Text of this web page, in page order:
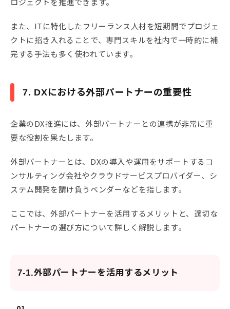
また、ITに特化したフリーランス人材を短期間でプロジェ
クトに招き入れることで、専門スキルを社内で一時的に補
完する手法も多く使われています。
7. DXにおける外部パートナーの重要性
企業のDX推進には、外部パートナーとの連携が非常に重
要な役割を果たします。
外部パートナーとは、DXの導入や運用をサポートするコ
ンサルティング会社やクラウドサービスプロバイダー、シ
ステム開発を請け負うベンダーなどを指します。
ここでは、外部パートナーを活用するメリットと、適切な
パートナーの選び方について詳しく解説します。
7-1.外部パートナーを活用するメリット